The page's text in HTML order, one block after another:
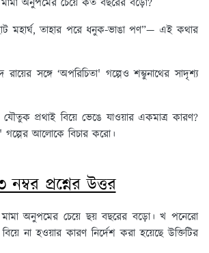
অনুপমের চেয়ে কত বছরের বড়ো?
মহার্ঘ, তাহার পরে ধনুক-ভাঙা পণ”— এই কথার
রায়ের সঙ্গে ‘অপরিচিতা' গল্পেও শম্ভুনাথের সাদৃশ্য
প্রথাই বিয়ে ভেঙে যাওয়ার একমাত্র কারণ?
গল্পের আলোকে বিচার করো।
নম্বর প্রশ্নের উত্তর
মামা অনুপমের চেয়ে ছয় বছরের বড়ো। খ পনেরো
না হওয়ার কারণ নির্দেশ করা হয়েছে উক্তিটির